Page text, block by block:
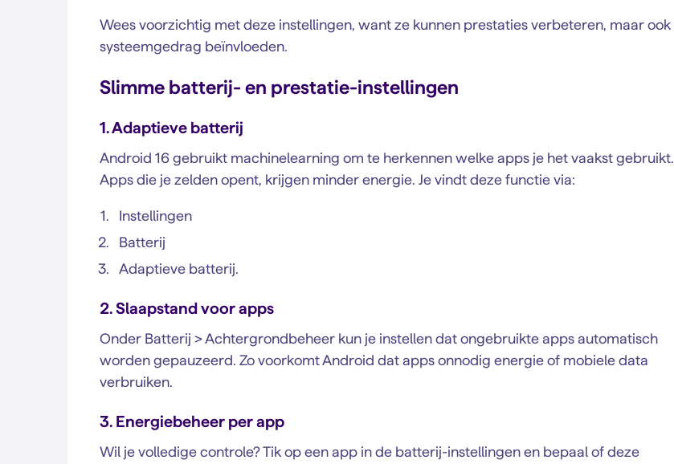
Wees voorzichtig met deze instellingen, want ze kunnen prestaties verbeteren, maar ook
systeemgedrag beïnvloeden.
Slimme batterij- en prestatie-instellingen
1. Adaptieve batterij
Android 16 gebruikt machinelearning om te herkennen welke apps je het vaakst gebruikt.
Apps die je zelden opent, krijgen minder energie. Je vindt deze functie via:
Instellingen
Batterij
Adaptieve batterij.
2. Slaapstand voor apps
Onder Batterij > Achtergrondbeheer kun je instellen dat ongebruikte apps automatisch
worden gepauzeerd. Zo voorkomt Android dat apps onnodig energie of mobiele data
verbruiken.
3. Energiebeheer per app
Wil je volledige controle? Tik op een app in de batterij-instellingen en bepaal of deze